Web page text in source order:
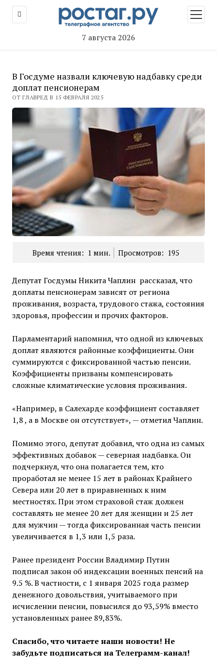
7 августа 2026
меню
В Госдуме назвали ключевую надбавку среди
доплат пенсионерам
ОТ ГЛАВРЕД В 15 ФЕВРАЛЯ 2025
Время чтения: 1 мин. Просмотров: 195
Депутат Госдумы Никита Чаплин рассказал, что
доплаты пенсионерам зависят от региона
проживания, возраста, трудового стажа, состояния
здоровья, профессии и прочих факторов.
Парламентарий напомнил, что одной из ключевых
доплат являются районные коэффициенты. Они
суммируются с фиксированной частью пенсии.
Коэффициенты призваны компенсировать
сложные климатические условия проживания.
«Например, в Салехарде коэффициент составляет
1,8 , а в Москве он отсутствует», — отметил Чаплин.
Помимо этого, депутат добавил, что одна из самых
эффективных добавок — северная надбавка. Он
подчеркнул, что она полагается тем, кто
проработал не менее 15 лет в районах Крайнего
Севера или 20 лет в приравненных к ним
местностях. При этом страховой стаж должен
составлять не менее 20 лет для женщин и 25 лет
для мужчин — тогда фиксированная часть пенсии
увеличивается в 1,3 или 1,5 раза.
Ранее президент России Владимир Путин
подписал закон об индексации военных пенсий на
9.5 %. В частности, с 1 января 2025 года размер
денежного довольствия, учитываемого при
исчислении пенсии, повысился до 93,59% вместо
установленных ранее 89,83%.
Спасибо, что читаете наши новости! Не
забудьте подписаться на Телеграмм-канал!